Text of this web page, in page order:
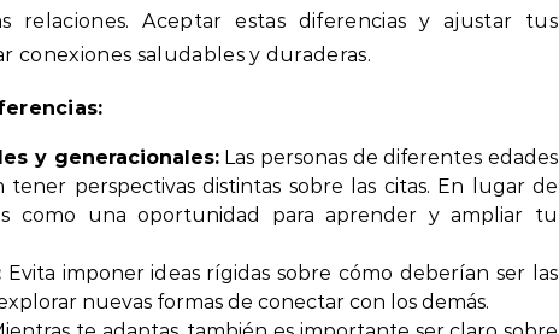
relaciones. Aceptar estas diferencias y ajustar tus
conexiones saludables y duraderas.
y generacionales:Las personas de diferentes edades
perspectivas distintas sobre las citas. En lugar de
como una oportunidad para aprender y ampliar tu
Evita imponer ideas rígidas sobre cómo deberían ser las
nuevas formas de conectar con los demás.